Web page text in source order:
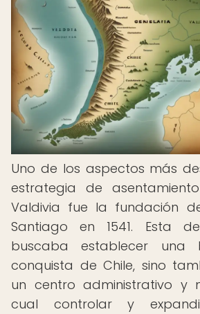
Uno de los aspectos más
estrategia de
Valdivia fue la fundación
Santiago en 1541. Esta
buscaba establecer
conquista de Chile, sino
un centro administrativo y
cual controlar y